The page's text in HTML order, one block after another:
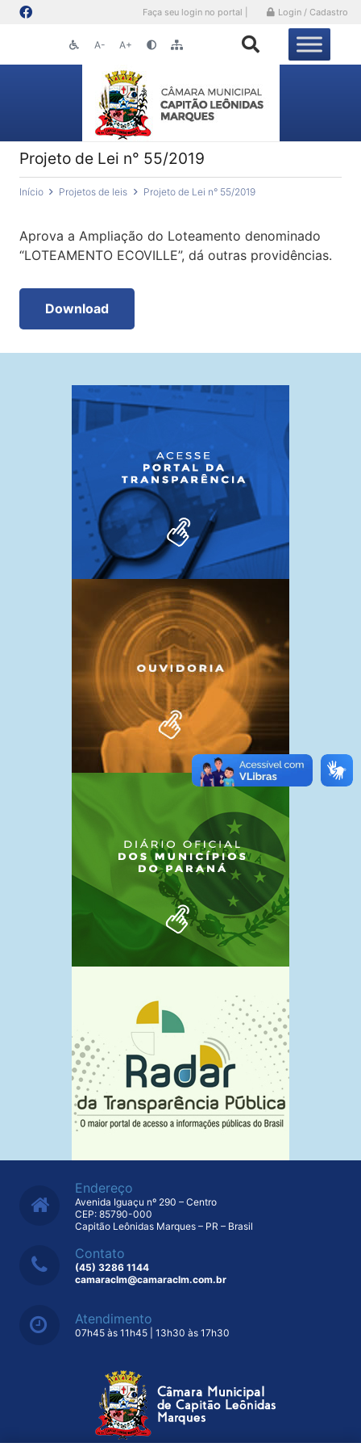
Faça seu login no portal | Login / Cadastro
A- A+
Projeto de Lei n° 55/2019
Início Projetos de leis Projeto de Lei n° 55/2019
Aprova a Ampliação do Loteamento denominado
“LOTEAMENTO ECOVILLE”, dá outras providências.
Download
Endereço
Avenida Iguaçu nº 290 – Centro
CEP: 85790-000
Capitão Leônidas Marques – PR – Brasil
Contato
(45) 3286 1144
camaraclm@camaraclm.com.br
Atendimento
07h45 às 11h45 | 13h30 às 17h30